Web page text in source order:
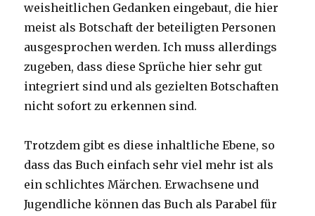
weisheitlichen Gedanken eingebaut, die hier
meist als Botschaft der beteiligten Personen
ausgesprochen werden. Ich muss allerdings
zugeben, dass diese Sprüche hier sehr gut
integriert sind und als gezielten Botschaften
nicht sofort zu erkennen sind.
Trotzdem gibt es diese inhaltliche Ebene, so
dass das Buch einfach sehr viel mehr ist als
ein schlichtes Märchen. Erwachsene und
Jugendliche können das Buch als Parabel für